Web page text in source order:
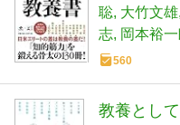
聡 大竹文雄
志 岡本裕
560
教養とし